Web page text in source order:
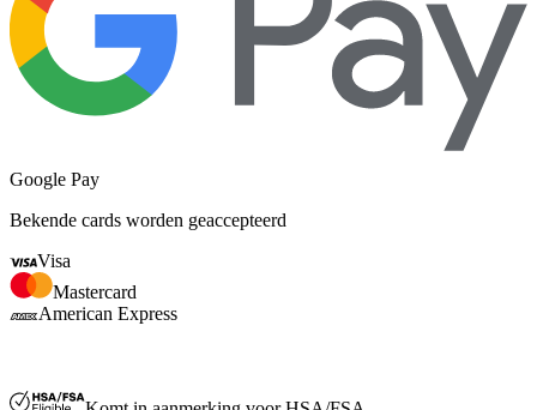
Google Pay
Bekende cards worden geaccepteerd
Visa
Mastercard
American Express